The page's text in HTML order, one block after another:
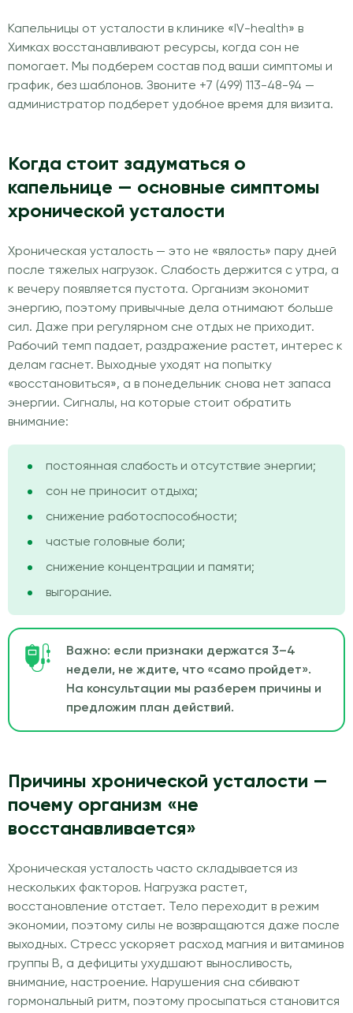
Капельницы от усталости в клинике «IV-health» в
Химках восстанавливают ресурсы, когда сон не
помогает. Мы подберем состав под ваши симптомы и
график, без шаблонов. Звоните +7 (499) 113-48-94 —
администратор подберет удобное время для визита.
Когда стоит задуматься о
капельнице — основные симптомы
хронической усталости
Хроническая усталость — это не «вялость» пару дней
после тяжелых нагрузок. Слабость держится с утра, а
к вечеру появляется пустота. Организм экономит
энергию, поэтому привычные дела отнимают больше
сил. Даже при регулярном сне отдых не приходит.
Рабочий темп падает, раздражение растет, интерес к
делам гаснет. Выходные уходят на попытку
«восстановиться», а в понедельник снова нет запаса
энергии. Сигналы, на которые стоит обратить
внимание:
постоянная слабость и отсутствие энергии;
сон не приносит отдыха;
снижение работоспособности;
частые головные боли;
снижение концентрации и памяти;
выгорание.
Важно: если признаки держатся 3–4
недели, не ждите, что «само пройдет».
На консультации мы разберем причины и
предложим план действий.
Причины хронической усталости —
почему организм «не
восстанавливается»
Хроническая усталость часто складывается из
нескольких факторов. Нагрузка растет,
восстановление отстает. Тело переходит в режим
экономии, поэтому силы не возвращаются даже после
выходных. Стресс ускоряет расход магния и витаминов
группы B, а дефициты ухудшают выносливость,
внимание, настроение. Нарушения сна сбивают
гормональный ритм, поэтому просыпаться становится